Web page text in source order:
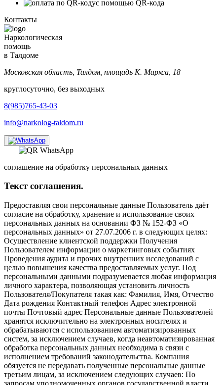
с помощью QR-кода
Контакты
Наркологическая
помощь
в Талдоме
Московская область, Талдом, площадь К. Маркса, 18
круглосуточно, без выходных
8(985)765-43-03
info@narkolog-taldom.ru
соглашение на обработку персональных данных
Текст соглашения.
Предоставляя свои персональные данные Пользователь даёт
согласие на обработку, хранение и использование своих
персональных данных на основании ФЗ № 152-ФЗ «О
персональных данных» от 27.07.2006 г. в следующих целях:
Осуществление клиентской поддержки Получения
Пользователем информации о маркетинговых событиях
Проведения аудита и прочих внутренних исследований с
целью повышения качества предоставляемых услуг. Под
персональными данными подразумевается любая информация
личного характера, позволяющая установить личность
Пользователя/Покупателя такая как: Фамилия, Имя, Отчество
Дата рождения Контактный телефон Адрес электронной
почты Почтовый адрес Персональные данные Пользователей
хранятся исключительно на электронных носителях и
обрабатываются с использованием автоматизированных
систем, за исключением случаев, когда неавтоматизированная
обработка персональных данных необходима в связи с
исполнением требований законодательства. Компания
обязуется не передавать полученные персональные данные
третьим лицам, за исключением следующих случаев: По
запросам уполномоченных органов государственной власти